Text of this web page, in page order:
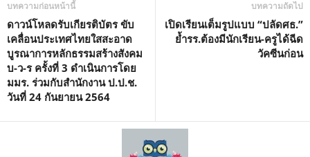
บทความก่อนหน้านี้
ดาวน์โหลดรับเกียรติบัตร ขับ
เคลื่อนประเทศไทยใสสะอาด
บูรณาการหลักธรรมสร้างสังคม
บ-ว-ร ครั้งที่ 3 ดำเนินการโดย
มมร. ร่วมกับสำนักงาน ป.ป.ช.
วันที่ 24 กันยายน 2564
บทความถัดไป
เปิดเรียนเต็มรูปแบบ “ปลัดศธ.”
ย้ำรร.ต้องมีนักเรียน-ครูได้ฉีด
วัคซีนก่อน